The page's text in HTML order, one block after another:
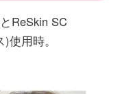
ReSkin SC
使用時。